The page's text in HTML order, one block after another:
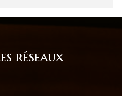
réseaux